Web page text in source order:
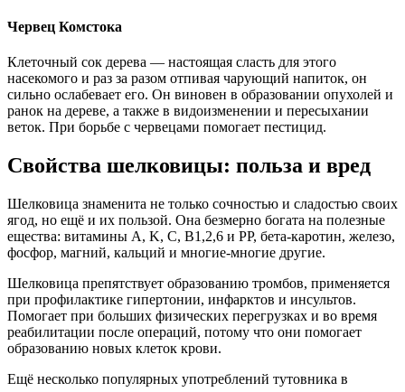
Червец Комстока
Клеточный сок дерева — настоящая сласть для этого
насекомого и раз за разом отпивая чарующий напиток, он
сильно ослабевает его. Он виновен в образовании опухолей и
ранок на дереве, а также в видоизменении и пересыхании
веток. При борьбе с червецами помогает пестицид.
Свойства шелковицы: польза и вред
Шелковица знаменита не только сочностью и сладостью своих
ягод, но ещё и их пользой. Она безмерно богата на полезные
ещества: витамины A, K, C, В1,2,6 и РР, бета-каротин, железо,
фосфор, магний, кальций и многие-многие другие.
Шелковица препятствует образованию тромбов, применяется
при профилактике гипертонии, инфарктов и инсультов.
Помогает при больших физических перегрузках и во время
реабилитации после операций, потому что они помогает
образованию новых клеток крови.
Ещё несколько популярных употреблений тутовника в